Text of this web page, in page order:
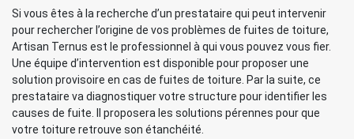
Si vous êtes à la recherche d’un prestataire qui peut intervenir
pour rechercher l’origine de vos problèmes de fuites de toiture,
Artisan Ternus est le professionnel à qui vous pouvez vous fier.
Une équipe d’intervention est disponible pour proposer une
solution provisoire en cas de fuites de toiture. Par la suite, ce
prestataire va diagnostiquer votre structure pour identifier les
causes de fuite. Il proposera les solutions pérennes pour que
votre toiture retrouve son étanchéité.